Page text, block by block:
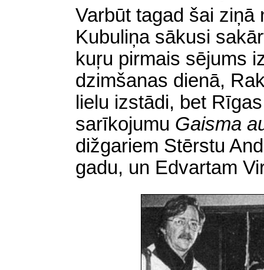
Varbūt tagad šai ziņā
Kubuliņa sākusi
kuŗu pirmais sējums
dzimšanas dienā,
lielu izstādi, bet
sarīkojumu Gaisma
dižgariem Stērstu
gadu, un Edvartam